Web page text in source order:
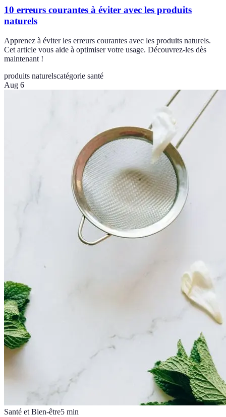
10 erreurs courantes à éviter avec les produits
naturels
Apprenez à éviter les erreurs courantes avec les produits naturels.
Cet article vous aide à optimiser votre usage. Découvrez-les dès
maintenant !
produits naturelscatégorie santé
Aug 6
Santé et Bien-être5 min